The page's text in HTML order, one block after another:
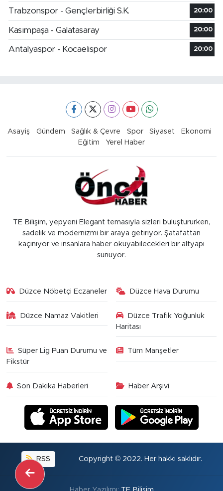
Trabzonspor - Gençlerbirliği S.K. 20:00
Kasımpaşa - Galatasaray 20:00
Antalyaspor - Kocaelispor 20:00
Asayiş Gündem Sağlık & Çevre Spor Siyaset
Ekonomi
Eğitim
Yerel Haber
TE Bilişim, yepyeni Elegant temasıyla sizleri buluştururken,
sadelik ve modernizmi bir araya getiriyor. Şatafattan
kaçınıyor ve insanlara haber okuyabilecekleri bir altyapı
sunuyor.
Düzce Nöbetçi Eczaneler Düzce Hava Durumu
Düzce Namaz Vakitleri
Düzce Trafik Yoğunluk
Haritası
Süper Lig Puan Durumu ve
Fikstür
Tüm Manşetler
Son Dakika Haberleri Haber Arşivi
RSS Copyright © 2022. Her hakkı saklıdır.